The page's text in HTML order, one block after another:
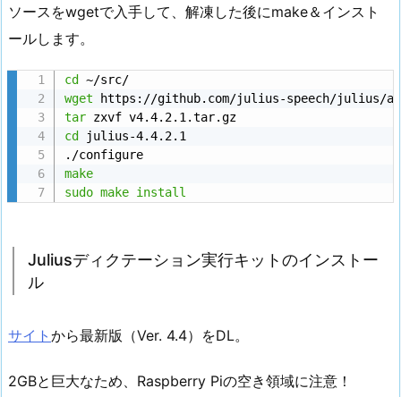
ソースをwgetで入手して、解凍した後にmake＆インスト
ールします。
cd
wget
tar
cd
julius-4.4.2.1
make
sudo make install
Juliusディクテーション実行キットのインストー
ル
サイト から最新版（Ver. 4.4）をDL。
2GBと巨大なため、Raspberry Piの空き領域に注意！